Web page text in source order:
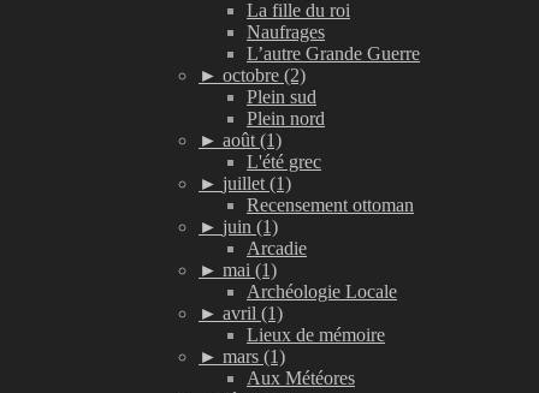
La fille du roi
Naufrages
L’autre Grande Guerre
► octobre (2)
Plein sud
Plein nord
► août (1)
L'été grec
► juillet (1)
Recensement ottoman
► juin (1)
Arcadie
► mai (1)
Archéologie Locale
► avril (1)
Lieux de mémoire
► mars (1)
Aux Météores